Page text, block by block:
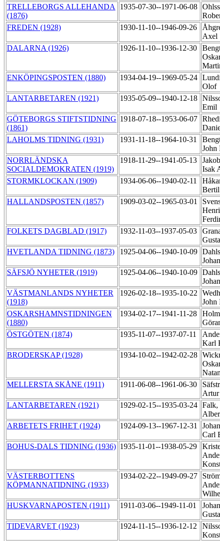
TRELLEBORGS ALLEHANDA
(1876)
1935-07-30--1971-06-08
FREDEN (1928)
1930-11-10--1946-09-26
Axel
DALARNA (1926)
1926-11-10--1936-12-30
ENKÖPINGSPOSTEN (1880)
1934-04-19--1969-05-24
Olof
LANTARBETAREN (1921)
1935-05-09--1940-12-18
Emil
GÖTEBORGS STIFTSTIDNING
(1861)
1918-07-18--1953-06-07
LAHOLMS TIDNING (1931)
1931-11-18--1964-10-31
NORRLÄNDSKA
SOCIALDEMOKRATEN (1919)
1918-11-29--1941-05-13
Isak
STORMKLOCKAN (1909)
1934-06-06--1940-02-11
HALLANDSPOSTEN (1857)
1909-03-02--1965-03-01
FOLKETS DAGBLAD (1917)
1932-11-03--1937-05-03
HVETLANDA TIDNING (1873)
1925-04-06--1940-10-09
SÄFSJÖ NYHETER (1919)
1925-04-06--1940-10-09
VÄSTMANLANDS NYHETER
(1918)
1926-02-18--1935-10-22
John
OSKARSHAMNSTIDNINGEN
(1880)
1934-02-17--1941-11-28
ÖSTGÖTEN (1874)
1935-11-07--1937-07-11
Karl
BRODERSKAP (1928)
1934-10-02--1942-02-28
MELLERSTA SKÅNE (1911)
1911-06-08--1961-06-30
LANTARBETAREN (1921)
1929-02-15--1935-03-24 Falk,
ARBETETS FRIHET (1924)
1924-09-13--1967-12-31
Carl
BOHUS-DALS TIDNING (1936) 1935-11-01--1938-05-29
VÄSTERBOTTENS
KÖPMANNATIDNING (1933)
1934-02-22--1949-09-27
HUSKVARNAPOSTEN (1911)
1911-03-06--1949-11-01
TIDEVARVET (1923)
1924-11-15--1936-12-12